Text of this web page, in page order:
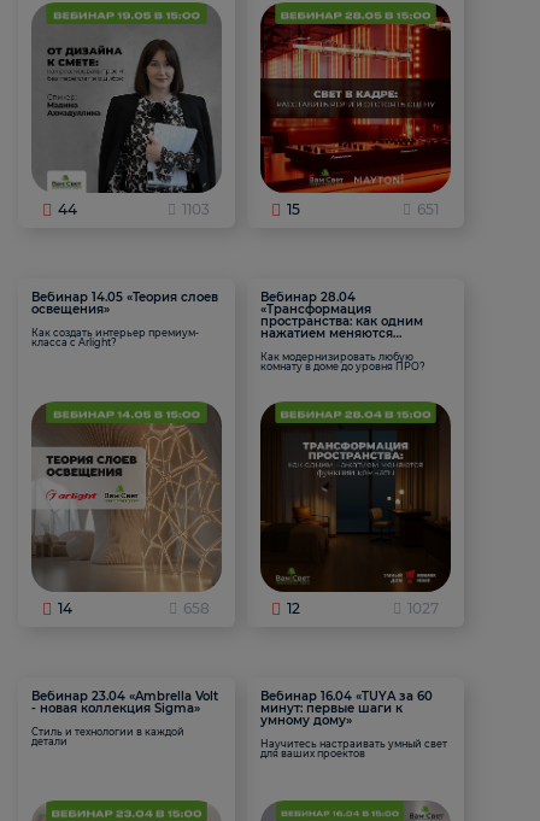
44 1103 15 651
Вебинар 14.05 «Теория слоев
освещения»
Как создать интерьер премиум-
класса с Arlight?
14 658
Вебинар 28.04
«Трансформация
пространства: как одним
нажатием меняются
Как модернизировать любую
комнату в доме до уровня ПРО?
12 1027
Вебинар 23.04 «Ambrella Volt
- новая коллекция Sigma»
Стиль и технологии в каждой
детали
Вебинар 16.04 «TUYA за 60
минут: первые шаги к
умному дому»
Научитесь настраивать умный свет
для ваших проектов